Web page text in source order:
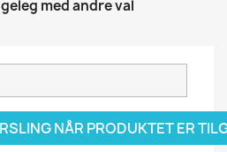
med andre val
NÅR PRODUKTET ER